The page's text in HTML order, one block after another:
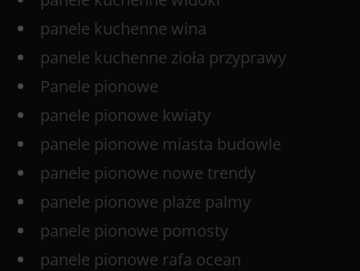
panele kuchenne wina
panele kuchenne zioła przyprawy
Panele pionowe
panele pionowe kwiaty
panele pionowe miasta budowle
panele pionowe nowe trendy
panele pionowe plaże palmy
panele pionowe pomosty
panele pionowe rafa ocean